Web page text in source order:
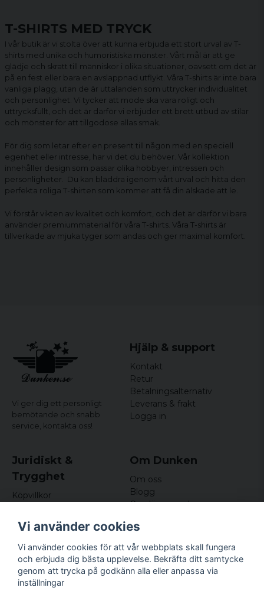
T-SHIRTS MED TRYCK
I vår butik är vi stolta över att kunna erbjuda ett stort urval av T-
shirts med unika och humoristiska mönster. Vårt mål är att ge
glädje och skratt till människor i olika situationer, oavsett om det är
på en fest eller bara en avslappnad utflykt. Våra T-shirts är inte bara
vanliga plagg, utan de är uttalanden som uttrycker individualitet
och personlighet. Vi tycker att mode ska vara roligt och
uttrycksfullt, och det är därför vi erbjuder ett brett utbud av stilar
och mönster för att tillgodose allas smak.
För dig som letar efter en present till någon med en speciell
egenhet eller intresse, har vi det du behöver. Vår kollektion
innehåller design som passar olika hobbyer, intressen och
personligheter. Du kan bläddra igenom vårt urval och hitta den
perfekta roliga T-shirten som kommer att få din älskade att le.
Vi förstår vikten av kvalitet och komfort, och det är därför vi bara
använder premiummaterial för våra T-shirts. Våra T-shirts är
tillverkade av mjuka tyger som andas och ger maximal komfort.
Vi ger dig ett personligt
bemötande och snabb
service, kontakta oss!
Hjälp & support
Kontakt
Retur
Betalningsalternativ
Leverans & frakt
Logga in
Juridiskt &
Trygghet
Köpvillkor
Om cookies
Om Dunken
Om oss
Blogg
Omdömen och
Nyhetsbrev
Kundklubb
Företagsuppgifter
Odd Sailor AB
Hamnplan 8, 29495
Vi använder cookies
Vi använder cookies för att vår webbplats skall fungera
och erbjuda dig bästa upplevelse. Bekräfta ditt samtycke
genom att trycka på godkänn alla eller anpassa via
inställningar